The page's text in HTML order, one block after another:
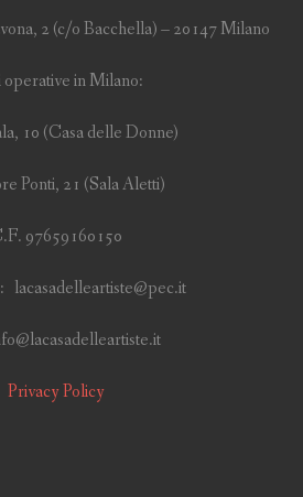
2 (c/o Bacchella) – 20147 Milano
operative in Milano:
10 (Casa delle Donne)
Ponti, 21 (Sala Aletti)
97659160150
lacasadelleartiste@pec.it
Privacy Policy